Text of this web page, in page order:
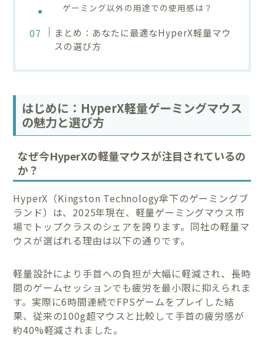
ゲーミング以外の用途での使用感は？
まとめ：あなたに最適なHyperX軽量マウ
スの選び方
はじめに：HyperX軽量ゲーミングマウス
の魅力と選び方
なぜ今HyperXの軽量マウスが注目されているの
か？
HyperX（Kingston Technology傘下のゲーミングブ
ランド）は、2025年現在、軽量ゲーミングマウス市
場でトップクラスのシェアを誇ります。同社の軽量マ
ウスが選ばれる理由は以下の通りです。
軽量設計により手首への負担が大幅に軽減され、長時
間のゲームセッションでも疲労を最小限に抑えられま
す。実際に6時間連続でFPSゲームをプレイした結
果、従来の100g超マウスと比較して手首の疲労感が
約40%軽減されました。